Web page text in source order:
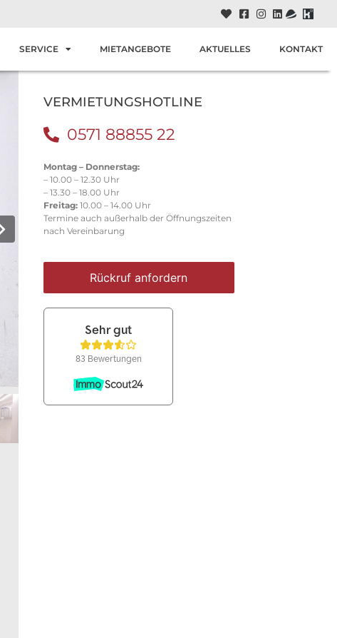
SERVICE MIETANGEBOTE AKTUELLES KONTAKT
VERMIETUNGSHOTLINE
0571 88855 22
Montag – Donnerstag:
– 10.00 – 12.30 Uhr
– 13.30 – 18.00 Uhr
Freitag: 10.00 – 14.00 Uhr
Termine auch außerhalb der Öffnungszeiten
nach Vereinbarung
Rückruf anfordern